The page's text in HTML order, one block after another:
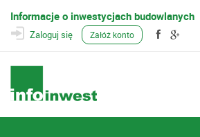
Informacje o inwestycjach budowlanych
Zaloguj się Załóż konto